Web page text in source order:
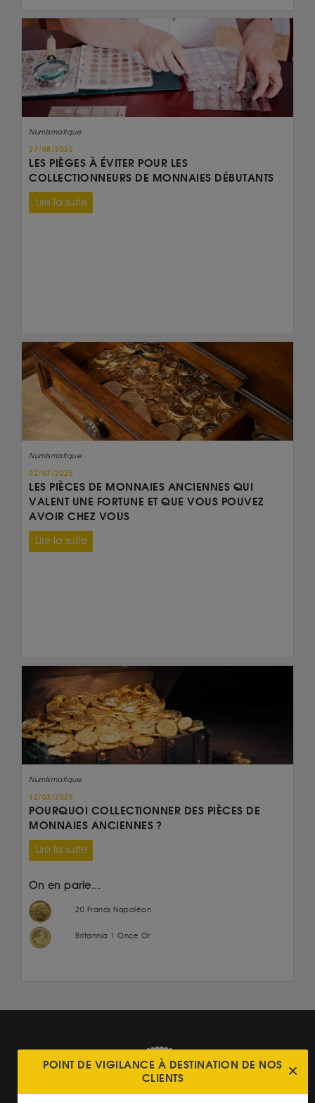
Numismatique
27/08/2025
LES PIÈGES À ÉVITER POUR LES
COLLECTIONNEURS DE MONNAIES DÉBUTANTS
Lire la suite
Numismatique
02/07/2025
LES PIÈCES DE MONNAIES ANCIENNES QUI
VALENT UNE FORTUNE ET QUE VOUS POUVEZ
AVOIR CHEZ VOUS
Lire la suite
Numismatique
12/03/2025
POURQUOI COLLECTIONNER DES PIÈCES DE
MONNAIES ANCIENNES ?
Lire la suite
On en parle...
20 Francs Napoléon
Britannia 1 Once Or
POINT DE VIGILANCE À DESTINATION DE NOS
CLIENTS